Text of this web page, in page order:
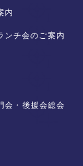
内
ンチ会のご案内
会・後援会総会